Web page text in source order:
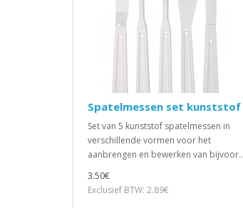
Spatelmessen set kunststof
Set van 5 kunststof spatelmessen in
verschillende vormen voor het
aanbrengen en bewerken van bijvoor..
3.50€
Exclusief BTW: 2.89€